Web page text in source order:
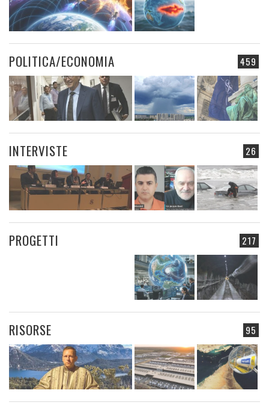
459
POLITICA/ECONOMIA
26
INTERVISTE
217
PROGETTI
95
RISORSE